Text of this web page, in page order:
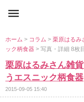
ホーム> コラム>栗原はるみ
ック柄食器> 写真・詳細 8枚目
栗原はるみさん雑
うエスニック柄食器
2015-09-05 15:40